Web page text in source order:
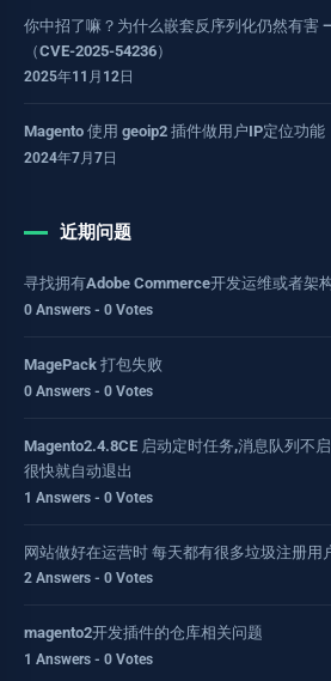
你中招了嘛？为什么嵌套反序列化仍然有害
（CVE-2025-54236）
2025年11月12日
Magento 使用 geoip2 插件做用户IP定位功能
2024年7月7日
近期问题
寻找拥有Adobe Commerce开发运维或者架
0 Answers - 0 Votes
MagePack 打包失败
0 Answers - 0 Votes
Magento2.4.8CE 启动定时任务,消息队列不
很快就自动退出
1 Answers - 0 Votes
网站做好在运营时 每天都有很多垃圾注册用
2 Answers - 0 Votes
magento2开发插件的仓库相关问题
1 Answers - 0 Votes